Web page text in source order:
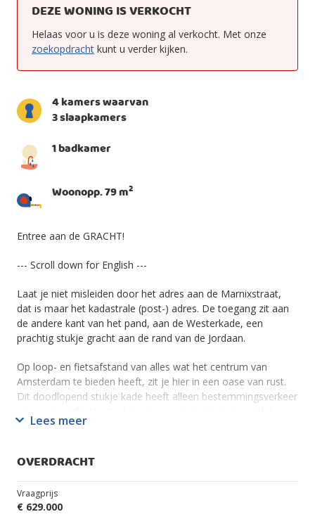
DEZE WONING IS VERKOCHT
Helaas voor u is deze woning al verkocht. Met onze
zoekopdracht kunt u verder kijken.
4 kamers waarvan
3 slaapkamers
1 badkamer
Woonopp. 79 m2
Entree aan de GRACHT!
--- Scroll down for English ---
Laat je niet misleiden door het adres aan de Marnixstraat,
dat is maar het kadastrale (post-) adres. De toegang zit aan
de andere kant van het pand, aan de Westerkade, een
prachtig stukje gracht aan de rand van de Jordaan.
Op loop- en fietsafstand van alles wat het centrum van
Amsterdam te bieden heeft, zit je hier in een oase van rust.
Dit doodlopend stukje kade heeft alleen bestemmingsverkeer
bruisende stad.
de keuken, die meteen leidt naar de huiskamer met de
originele houten vloer, een statig hoog plafond, hoge ramen,
en vrij uitzicht over de Egelantiersgracht tot aan de
Prinsengracht.
Lees meer
OVERDRACHT
Vraagprijs
€ 629.000